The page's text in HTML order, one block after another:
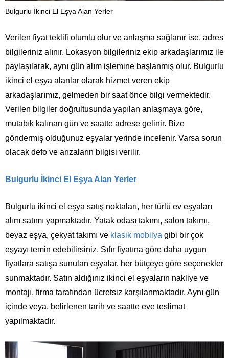
Bulgurlu İkinci El Eşya Alan Yerler
Verilen fiyat teklifi olumlu olur ve anlaşma sağlanır ise, adres
bilgileriniz alınır. Lokasyon bilgileriniz ekip arkadaşlarımız ile
paylaşılarak, aynı gün alım işlemine başlanmış olur. Bulgurlu
ikinci el eşya alanlar olarak hizmet veren ekip
arkadaşlarımız, gelmeden bir saat önce bilgi vermektedir.
Verilen bilgiler doğrultusunda yapılan anlaşmaya göre,
mutabık kalınan gün ve saatte adrese gelinir. Bize
göndermiş olduğunuz eşyalar yerinde incelenir. Varsa sorun
olacak defo ve arızaların bilgisi verilir.
Bulgurlu İkinci El Eşya Alan Yerler
Bulgurlu ikinci el eşya satış noktaları, her türlü ev eşyaları
alım satımı yapmaktadır. Yatak odası takımı, salon takımı,
beyaz eşya, çekyat takımı ve klasik mobilya gibi bir çok
eşyayı temin edebilirsiniz. Sıfır fiyatına göre daha uygun
fiyatlara satışa sunulan eşyalar, her bütçeye göre seçenekler
sunmaktadır. Satın aldığınız ikinci el eşyaların nakliye ve
montajı, firma tarafından ücretsiz karşılanmaktadır. Aynı gün
içinde veya, belirlenen tarih ve saatte eve teslimat
yapılmaktadır.